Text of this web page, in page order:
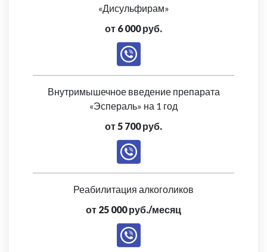
«Дисульфирам»
от 6 000 руб.
Внутримышечное введение препарата
«Эспераль» на 1 год
от 5 700 руб.
Реабилитация алкоголиков
от 25 000 руб./месяц